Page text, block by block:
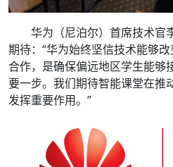
华为（尼泊尔）首席技术官
期待：“华为始终坚信技术能够
合作，是确保偏远地区学生能够
要一步。我们期待智能课堂在推
发挥重要作用。”